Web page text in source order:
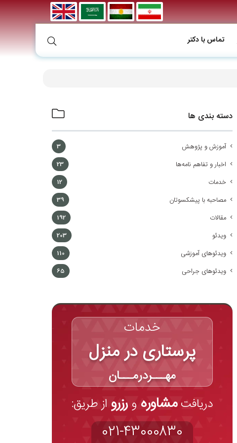
تماس با دکتر
دسته بندی ها
آموزش و پژوهش 3
اخبار و تفاهم نامه‌ها 23
خدمات 12
مصاحبه با پیشکسوتان 39
مقالات 192
ویدئو 203
ویدئوهای آموزشی 110
ویدئوهای جراحی 65
خدمات
پرستاری در منزل
مهـــردرمـــان
دریافتمشاوره و رزرو از طریق:
021-43000830